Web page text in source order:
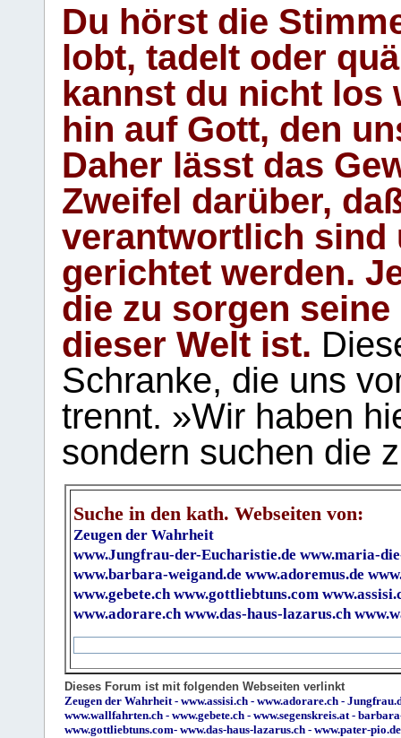
Du hörst die
lobt, tadelt oder
kannst du nicht los
hin auf Gott, den
Daher lässt das
Zweifel darüber,
verantwortlich sind
gerichtet werden.
die zu sorgen
dieser Welt ist.
Schranke, die uns
trennt. »Wir haben
sondern suchen die
Suche in den kath. Webseiten von:
Zeugen der Wahrheit
www.Jungfrau-der-Eucharistie.de www.maria-
www.barbara-weigand.de www.adoremus.de
www.gebete.ch www.gottliebtuns.com
www.adorare.ch www.das-haus-lazarus.ch
Dieses Forum ist mit folgenden Webseiten verlinkt
Zeugen der Wahrheit - www.assisi.ch - www.adorare.ch -
www.wallfahrten.ch - www.gebete.ch - www.segenskreis.at -
www.gottliebtuns.com- www.das-haus-lazarus.ch - www.pater-pio.de